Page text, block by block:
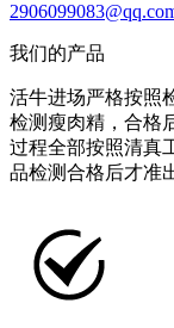
我们的产品
活牛进场严格按照
检测瘦肉精，合格
过程全部按照清真
品检测合格后才准